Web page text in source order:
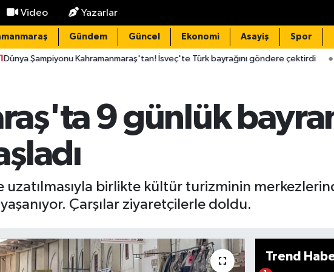
Video Yazarlar
Gündem Güncel Ekonomi Asayiş Spor
Kahramanmaraş'tan! İsveç'te Türk bayrağını göndere çektirdi 16:07CHP'li
9 günlük
uzatılmasıyla birlikte kültür turizminin
Çarşılar ziyaretçilerle doldu.
Trend